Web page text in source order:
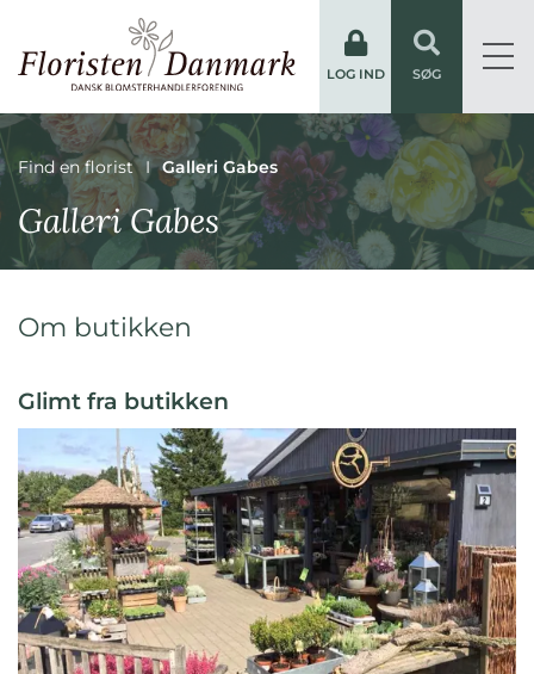
LOG IND SØG
Find en florist Galleri Gabes
Galleri Gabes
Om butikken
Glimt fra butikken